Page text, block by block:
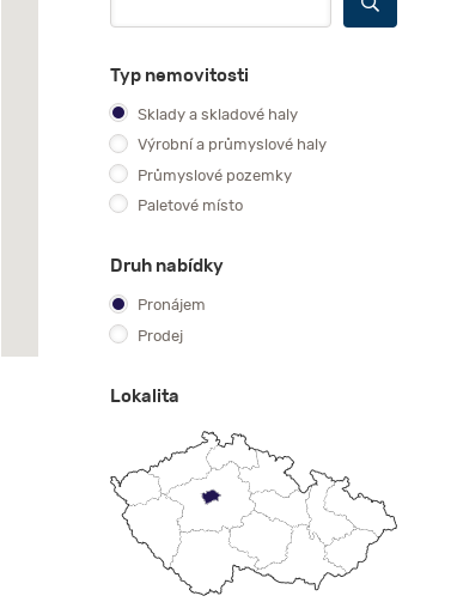
Typ nemovitosti
Sklady a skladové haly
Výrobní a průmyslové haly
Průmyslové pozemky
Paletové místo
Druh nabídky
Pronájem
Prodej
Lokalita